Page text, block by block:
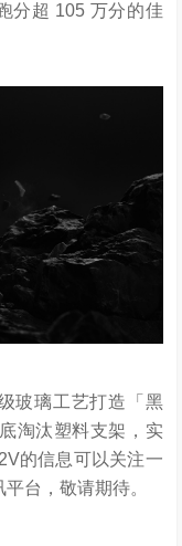
分超 105 万分的佳
玻璃工艺打造
「黑
淘汰塑料支架 ， 实
的信息可以关注一
台，敬请期待。